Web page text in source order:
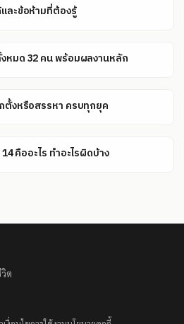
และข้อห้ามที่ต้องรู้
หมด 32 คน พร้อมผลงานหลัก
ตั้งหรือสรรหา ครบทุกยุค
คืออะไร ทำอะไรผิดบ้าง
ต